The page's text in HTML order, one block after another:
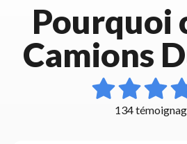
Pourquoi
Camions
134